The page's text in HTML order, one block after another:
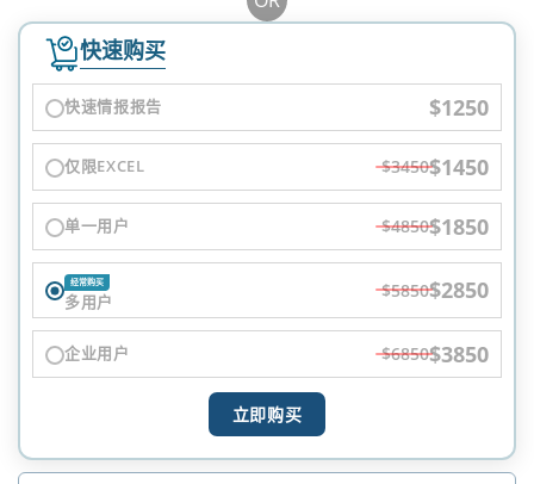
快速购买
快速情报报告 $1250
仅限EXCEL $3450$1450
单一用户 $4850$1850
经常购买
多用户 $5850$2850
企业用户 $6850$3850
立即购买